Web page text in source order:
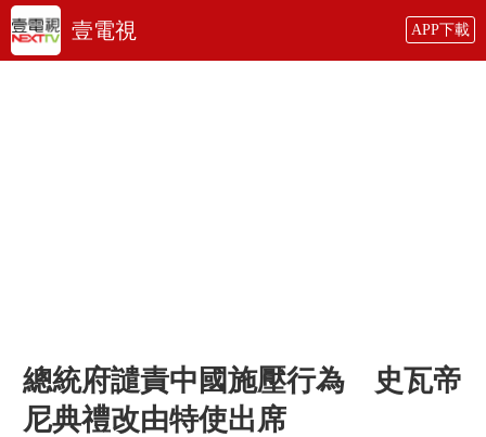
壹電視 APP下載
總統府譴責中國施壓行為 史瓦帝
尼典禮改由特使出席